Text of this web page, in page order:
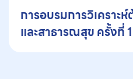
การอบรมการวิเคราะ
และสาธารณสุข ครั้งที่ 1